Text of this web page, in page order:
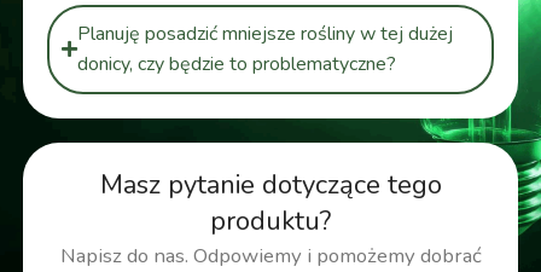
Masz pytanie dotyczące tego
produktu?
Napisz do nas. Odpowiemy i pomożemy dobrać
Planuję posadzić mniejsze rośliny w tej dużej
donicy, czy będzie to problematyczne?